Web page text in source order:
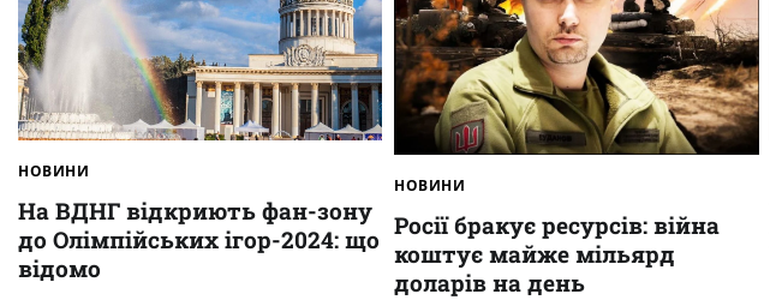
НОВИНИ
На ВДНГ відкриють фан-зону
до Олімпійських ігор-2024: що
відомо
НОВИНИ
Росії бракує ресурсів: війна
коштує майже мільярд
доларів на день